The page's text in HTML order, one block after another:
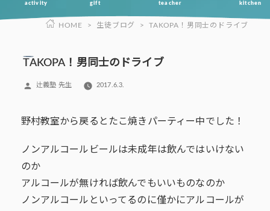
activity gift teacher kitchen
HOME > 生徒ブログ > TAKOPA！男同士のドライブ
TAKOPA！男同士のドライブ
投
辻義塾 先生 2017.6.3.
野村教室から戻るとたこ焼きパーティー中でした！
ノンアルコールビールは未成年は飲んではいけない
のか
アルコールが無ければ飲んでもいいものなのか
ノンアルコールといってるのに僅かにアルコールが